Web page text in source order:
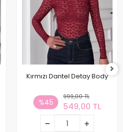
Kırmızı Dantel Detay Body
%45
999,00 TL
549,00 TL